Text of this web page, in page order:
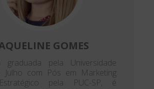
GOMES
graduada pela Universidade
Julho com Pós em Marketing
pela PUC-SP, é